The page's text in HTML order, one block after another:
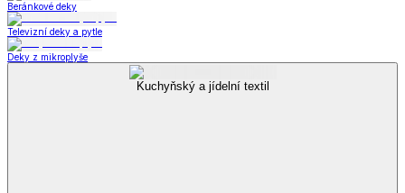
Beránkové deky
Televizní deky a pytle
Deky z mikroplyše
Kuchyňský a jídelní textil